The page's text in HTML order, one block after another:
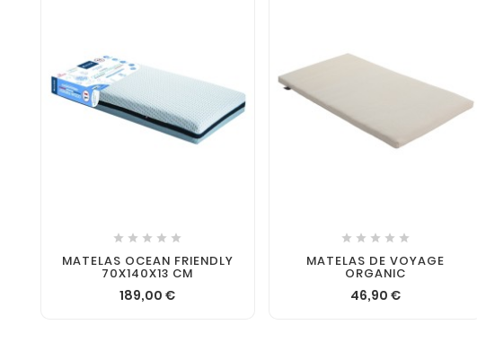
    
MATELAS OCEAN FRIENDLY
70X140X13 CM
189,00 €
    
MATELAS DE VOYAGE
ORGANIC
46,90 €